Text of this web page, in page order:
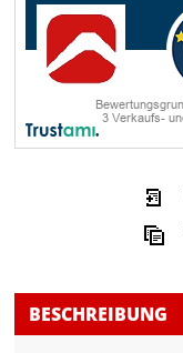
BESCHREIBUNG